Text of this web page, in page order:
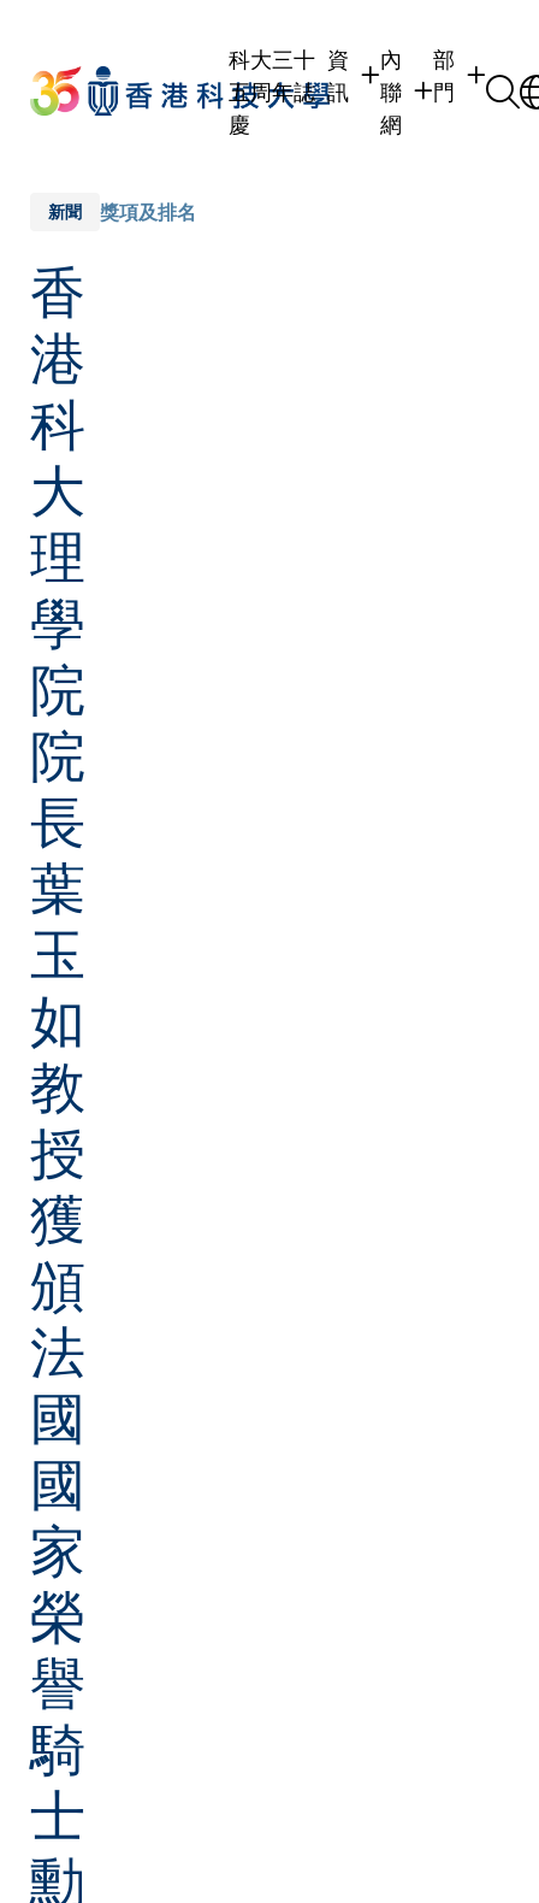
main
content
科大三十
五周年誌
慶
資
訊
內
聯
網
部
門
新聞 獎項及排名
香
港
科
大
理
學
院
院
長
葉
玉
如
教
授
獲
頒
法
國
國
家
榮
譽
騎
士
勳